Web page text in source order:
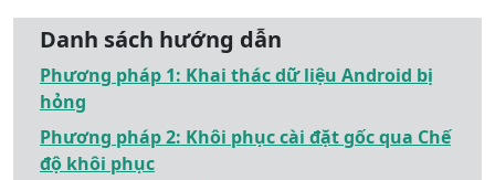
Danh sách hướng dẫn
Phương pháp 1: Khai thác dữ liệu Android bị
hỏng
Phương pháp 2: Khôi phục cài đặt gốc qua Chế
độ khôi phục